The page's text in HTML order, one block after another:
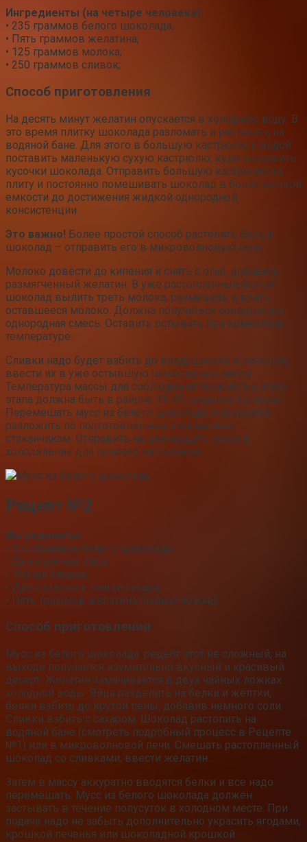
Ингредиенты (на четыре человека):
• 235 граммов белого шоколада;
• Пять граммов желатина;
• 125 граммов молока;
• 250 граммов сливок;
Способ приготовления
На десять минут желатин опускается в холодную воду. В
это время плитку шоколада разломать и растопить на
водяной бане. Для этого в большую кастрюлю с водой
поставить маленькую сухую кастрюлю, куда выложить
кусочки шоколада. Отправить большую кастрюлю на
плиту и постоянно помешивать шоколад в более мелкой
емкости до достижения жидкой однородной
консистенции.
Это важно! Более простой способ растопить белый
шоколад – отправить его в микроволновую печь.
Молоко довести до кипения и снять с огня, добавить
размягченный желатин. В уже растопленный белый
шоколад вылить треть молока, размешать и влить
оставшееся молоко. Должна получиться совершенно
однородная смесь. Оставить остывать при комнатной
температуре.
Сливки надо будет взбить до воздушности и легкости,
ввести их в уже остывшую шоколадную массу.
Температура массы для соблюдения технологии этого
этапа должна быть в районе 35-45 градусов Цельсия.
Перемешать мусс из белого шоколада и аккуратно
разложить по подготовленным стеклянным
стаканчикам. Отправить на двенадцать часов в
холодильник для полного застывания.
Рецепт №2
Ингредиенты:
• 175 граммов белого шоколада;
• Два куриных яйца;
• 150 мл сливок;
• Две столовых ложки сахара;
• Пять граммов желатина (чайная ложка);
Способ приготовления
Мусс из белого шоколада: рецепт этот не сложный, на
выходе получается изумительно вкусный и красивый
десерт. Желатин замачивается в двух чайных ложках
холодной воды. Яйца разделить на белки и желтки,
белки взбить до крутой пены, добавив немного соли.
Сливки взбить с сахаром. Шоколад растопить на
водяной бане (смотреть подробный процесс в Рецепте
№1) или в микроволновой печи. Смешать растопленный
шоколад со сливками, ввести желатин.
Затем в массу аккуратно вводятся белки и все надо
перемешать. Мусс из белого шоколада должен
застывать в течение полусуток в холодном месте. При
подаче надо не забыть дополнительно украсить ягодами,
крошкой печенья или шоколадной крошкой.